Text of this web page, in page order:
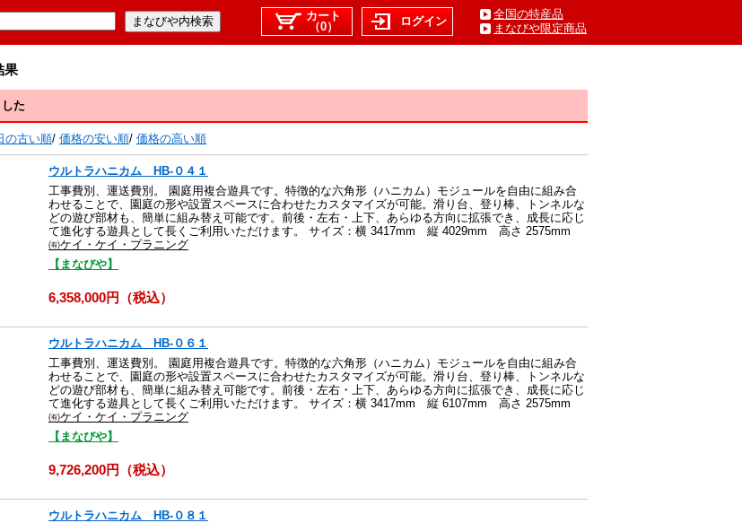
カート
（0）
ログイン
全国の特産品
まなびや限定商品
果
た
の古い順/ 価格の安い順/ 価格の高い順
ウルトラハニカム HB-０４１
工事費別、運送費別。 園庭用複合遊具です。特徴的な六角形（ハニカム）モジュールを自由に組み合
わせることで、園庭の形や設置スペースに合わせたカスタマイズが可能。滑り台、登り棒、トンネルな
どの遊び部材も、簡単に組み替え可能です。前後・左右・上下、あらゆる方向に拡張でき、成長に応じ
て進化する遊具として長くご利用いただけます。 サイズ：横 3417mm 縦 4029mm 高さ 2575mm
㈲ケイ・ケイ・プラニング
【まなびや】
6,358,000円（税込）
ウルトラハニカム HB-０６１
工事費別、運送費別。 園庭用複合遊具です。特徴的な六角形（ハニカム）モジュールを自由に組み合
わせることで、園庭の形や設置スペースに合わせたカスタマイズが可能。滑り台、登り棒、トンネルな
どの遊び部材も、簡単に組み替え可能です。前後・左右・上下、あらゆる方向に拡張でき、成長に応じ
て進化する遊具として長くご利用いただけます。 サイズ：横 3417mm 縦 6107mm 高さ 2575mm
㈲ケイ・ケイ・プラニング
【まなびや】
9,726,200円（税込）
ウルトラハニカム HB-０８１